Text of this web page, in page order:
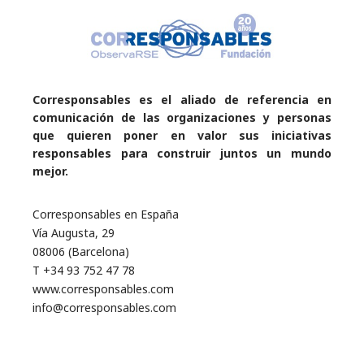
Corresponsables es el aliado de referencia en
comunicación de las organizaciones y personas
que quieren poner en valor sus iniciativas
responsables para construir juntos un mundo
mejor.
Corresponsables en España
Vía Augusta, 29
08006 (Barcelona)
T +34 93 752 47 78
www.corresponsables.com
info@corresponsables.com